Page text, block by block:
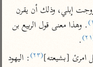
مركَّزة العبارة
تفسير الجلالين
تفسير البيضاوي
.
[بشيعته](٢٣)